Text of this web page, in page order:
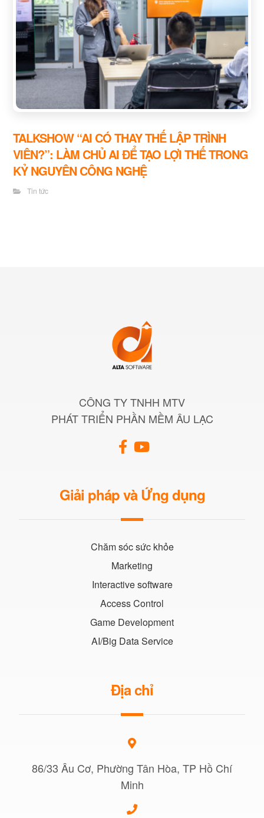
TALKSHOW “AI CÓ THAY THẾ LẬP TRÌNH
VIÊN?”: LÀM CHỦ AI ĐỂ TẠO LỢI THẾ TRONG
KỶ NGUYÊN CÔNG NGHỆ
Tin tức
CÔNG TY TNHH MTV
PHÁT TRIỂN PHẦN MỀM ÂU LẠC
Giải pháp và Ứng dụng
Chăm sóc sức khỏe
Marketing
Interactive software
Access Control
Game Development
AI/Big Data Service
Địa chỉ
86/33 Âu Cơ, Phường Tân Hòa, TP Hồ Chí
Minh